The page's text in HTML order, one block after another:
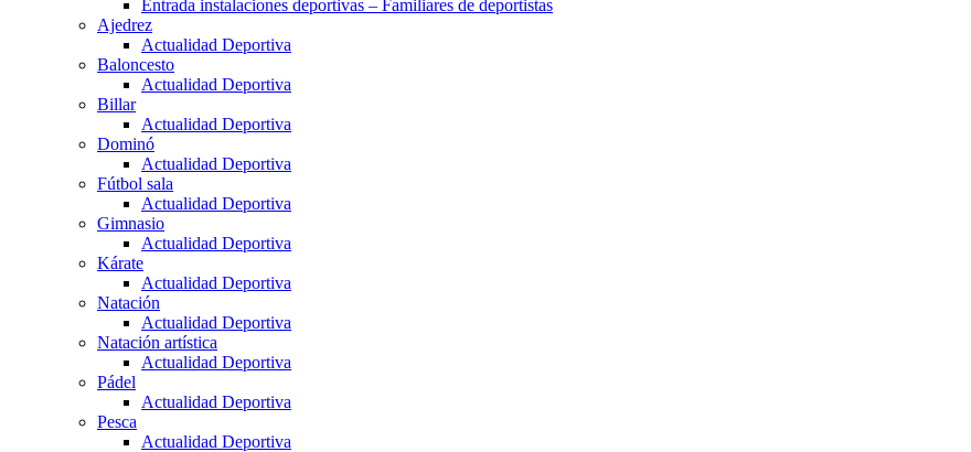
Entrada instalaciones deportivas – Familiares de deportistas
Ajedrez
Actualidad Deportiva
Baloncesto
Actualidad Deportiva
Billar
Actualidad Deportiva
Dominó
Actualidad Deportiva
Fútbol sala
Actualidad Deportiva
Gimnasio
Actualidad Deportiva
Kárate
Actualidad Deportiva
Natación
Actualidad Deportiva
Natación artística
Actualidad Deportiva
Pádel
Actualidad Deportiva
Pesca
Actualidad Deportiva